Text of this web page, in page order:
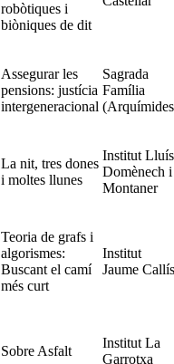
robòtiques i
biòniques de dit
Assegurar les
pensions: justícia
intergeneracional
Sagrada
Família
La nit, tres dones
i moltes llunes
Institut Lluís
Domènech i
Montaner
Teoria de grafs i
algorismes:
Buscant el camí
més curt
Institut
Jaume Callís
Sobre Asfalt
Institut La
Garrotxa